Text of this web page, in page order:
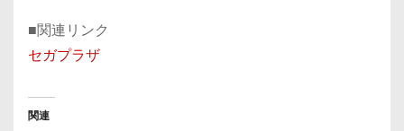
■関連リンク
セガプラザ
関連